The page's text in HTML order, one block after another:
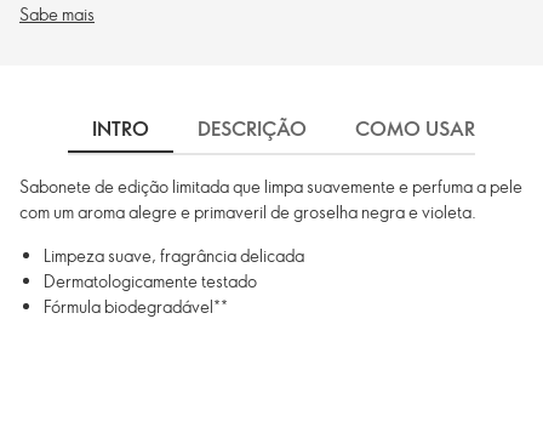
Sabe mais
INTRO DESCRIÇÃO COMO USAR
Sabonete de edição limitada que limpa suavemente e perfuma a pele
com um aroma alegre e primaveril de groselha negra e violeta.
Limpeza suave, fragrância delicada
Dermatologicamente testado
Fórmula biodegradável**